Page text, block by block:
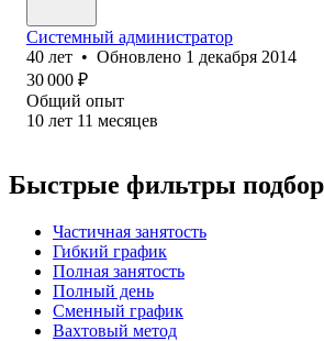
Системный администратор
40 лет • Обновлено 1 декабря 2014
30 000 ₽
Общий опыт
10 лет 11 месяцев
Быстрые фильтры
Частичная занятость
Гибкий график
Полная занятость
Полный день
Сменный график
Вахтовый метод